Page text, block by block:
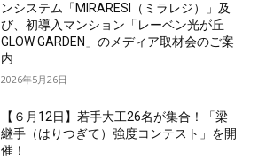
ンシステム「MIRARESI（ミラレジ）」及
び、初導入マンション「レーベン光が丘
GLOW GARDEN」のメディア取材会のご案
内
2026年5月26日
【６月12日】若手大工26名が集合！「梁
継手（はりつぎて）強度コンテスト」を開
催！